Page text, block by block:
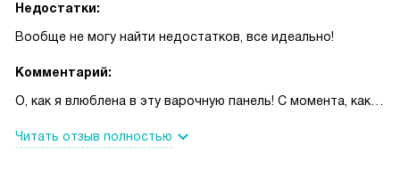
Недостатки:
Вообще не могу найти недостатков, все идеально!
Комментарий:
О, как я влюблена в эту варочную панель! С момента, как
настоящим удовольствием. Она такая стильная и
Читать отзыв полностью